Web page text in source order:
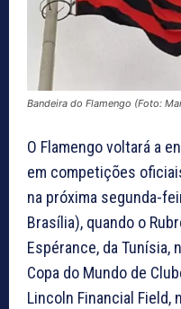
Bandeira do Flamengo (Foto:
O Flamengo voltará a
em competições
na próxima segunda-
Brasília), quando o
Espérance, da Tunísia,
Copa do Mundo de
Lincoln Financial Field,